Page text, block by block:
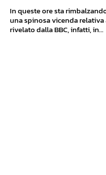
In queste ore sta
una spinosa vicenda
rivelato dalla BBC, infatti, in...